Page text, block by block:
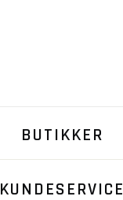
BUTIKKER
KUNDESERVICE